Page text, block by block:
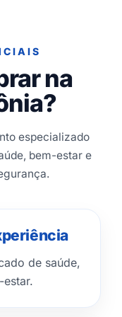
na
especializado
bem-estar e
de saúde,